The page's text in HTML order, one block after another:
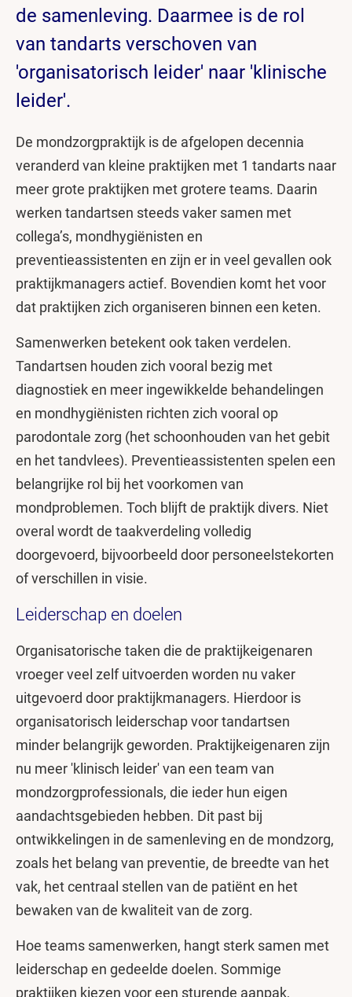
de samenleving. Daarmee is de rol
van tandarts verschoven van
'organisatorisch leider' naar 'klinische
leider'.
De mondzorgpraktijk is de afgelopen decennia
veranderd van kleine praktijken met 1 tandarts naar
meer grote praktijken met grotere teams. Daarin
werken tandartsen steeds vaker samen met
collega’s, mondhygiënisten en
preventieassistenten en zijn er in veel gevallen ook
praktijkmanagers actief. Bovendien komt het voor
dat praktijken zich organiseren binnen een keten.
Samenwerken betekent ook taken verdelen.
Tandartsen houden zich vooral bezig met
diagnostiek en meer ingewikkelde behandelingen
en mondhygiënisten richten zich vooral op
parodontale zorg (het schoonhouden van het gebit
en het tandvlees). Preventieassistenten spelen een
belangrijke rol bij het voorkomen van
mondproblemen. Toch blijft de praktijk divers. Niet
overal wordt de taakverdeling volledig
doorgevoerd, bijvoorbeeld door personeelstekorten
of verschillen in visie.
Leiderschap en doelen
Organisatorische taken die de praktijkeigenaren
vroeger veel zelf uitvoerden worden nu vaker
uitgevoerd door praktijkmanagers. Hierdoor is
organisatorisch leiderschap voor tandartsen
minder belangrijk geworden. Praktijkeigenaren zijn
nu meer 'klinisch leider' van een team van
mondzorgprofessionals, die ieder hun eigen
aandachtsgebieden hebben. Dit past bij
ontwikkelingen in de samenleving en de mondzorg,
zoals het belang van preventie, de breedte van het
vak, het centraal stellen van de patiënt en het
bewaken van de kwaliteit van de zorg.
Hoe teams samenwerken, hangt sterk samen met
leiderschap en gedeelde doelen. Sommige
praktijken kiezen voor een sturende aanpak,